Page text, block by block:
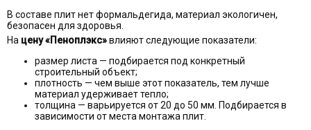
В составе плит нет формальдегида, материал экологичен,
безопасен для здоровья.
На цену «Пеноплэкс»влияют следующие показатели:
размер листа — подбирается под конкретный
строительный объект;
плотность — чем выше этот показатель, тем лучше
материал удерживает тепло;
толщина — варьируется от 20 до 50 мм. Подбирается в
зависимости от места монтажа плит.